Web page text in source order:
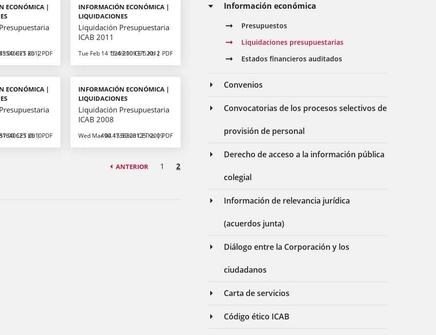
Información económica
Presupuestos
Liquidaciones presupuestarias
Estados financieros auditados
Convenios
Convocatorias de los procesos selectivos de
provisión de personal
Derecho de acceso a la información pública
colegial
Información de relevancia jurídica
(acuerdos junta)
Diálogo entre la Corporación y los
ciudadanos
Carta de servicios
Código ético ICAB
ECONÓMICA |
CET 2012
Kb PDF
INFORMACIÓN ECONÓMICA |
LIQUIDACIONES
Liquidación Presupuestaria
ICAB 2011
Tue Feb 14 15:49:00 CET 2012
536.2109375 Kb PDF
ECONÓMICA |
CET 2010
Kb PDF
INFORMACIÓN ECONÓMICA |
LIQUIDACIONES
Liquidación Presupuestaria
ICAB 2008
Wed Mar 04 15:59:00 CET 2009
490.4736328125 Kb PDF
ANTERIOR 1 2